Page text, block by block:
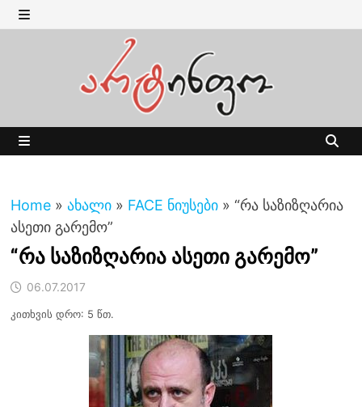
Skip
to MENU
Home » ახალი » FACE ნიუსები » “რა საზიზღარია
ასეთი გარემო”
“რა საზიზღარია ასეთი გარემო”
06.07.2017
კითხვის დრო: 5 წთ.